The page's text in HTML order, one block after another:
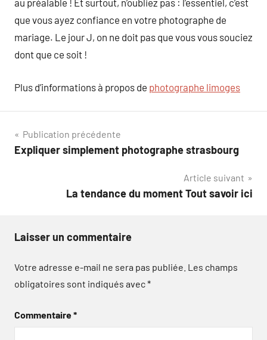
au préalable ! Et surtout, n’oubliez pas : l’essentiel, c’est
que vous ayez confiance en votre photographe de
mariage. Le jour J, on ne doit pas que vous vous souciez
dont que ce soit !
Plus d’informations à propos de photographe limoges
Navigation
de
Publication précédente
Expliquer simplement photographe strasbourg
Article suivant
La tendance du moment Tout savoir ici
Laisser un commentaire
Votre adresse e-mail ne sera pas publiée. Les champs
obligatoires sont indiqués avec*
Commentaire*